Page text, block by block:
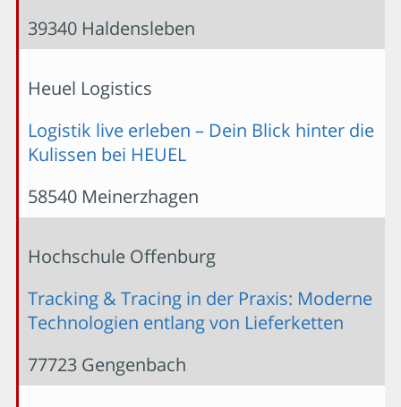
39340 Haldensleben
Heuel Logistics
Logistik live erleben – Dein Blick hinter die
Kulissen bei HEUEL
58540 Meinerzhagen
Hochschule Offenburg
Tracking & Tracing in der Praxis: Moderne
Technologien entlang von Lieferketten
77723 Gengenbach